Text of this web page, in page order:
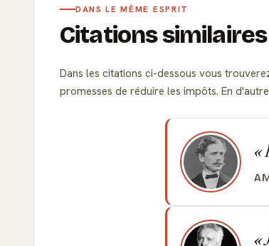
DANS LE MÊME ESPRIT
Citations similaires
Dans les citations ci-dessous vous
promesses de réduire les impôts. En